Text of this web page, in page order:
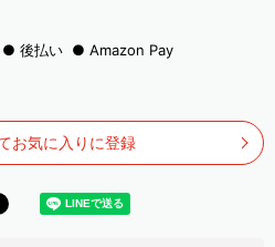
後払い Amazon Pay
お気に入りに登録